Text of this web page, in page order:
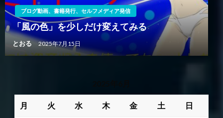
ブログ動画、書籍発行、セルフメディア発信
「風の色」を少しだけ変えてみる
とおる 2025年7月15日
月 火 水 木 金 土 日